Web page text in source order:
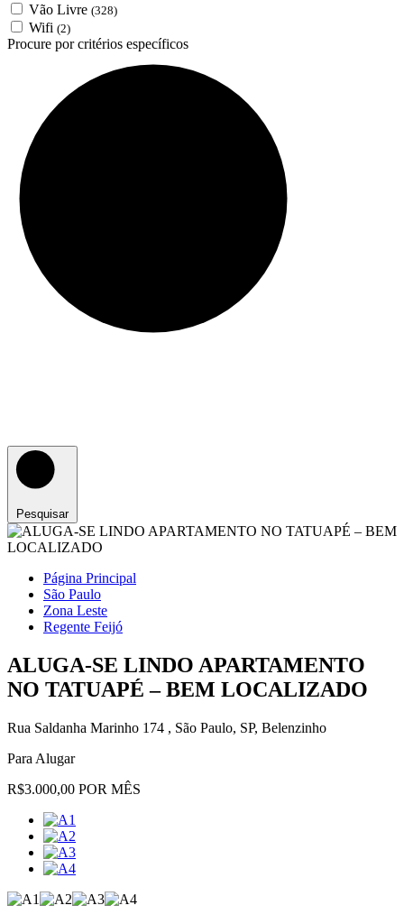
Vão Livre (328)
Wifi (2)
Procure por critérios específicos
Pesquisar
Página Principal
São Paulo
Zona Leste
Regente Feijó
ALUGA-SE LINDO APARTAMENTO
NO TATUAPÉ – BEM LOCALIZADO
Rua Saldanha Marinho 174 , São Paulo, SP, Belenzinho
Para Alugar
R$3.000,00 POR MÊS